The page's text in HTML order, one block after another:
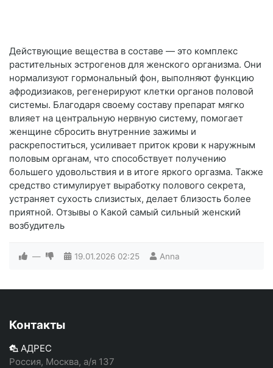
Действующие вещества в составе — это комплекс
растительных эстрогенов для женского организма. Они
нормализуют гормональный фон, выполняют функцию
афродизиаков, регенерируют клетки органов половой
системы. Благодаря своему составу препарат мягко
влияет на центральную нервную систему, помогает
женщине сбросить внутренние зажимы и
раскрепоститься, усиливает приток крови к наружным
половым органам, что способствует получению
большего удовольствия и в итоге яркого оргазма. Также
средство стимулирует выработку полового секрета,
устраняет сухость слизистых, делает близость более
приятной. Отзывы о Какой самый сильный женский
возбудитель
— 19.01.2026 02:25 Anna
Контакты
АДРЕС
Россия, Москва, а/я 137